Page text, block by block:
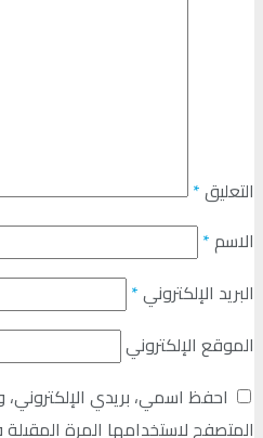
التعليق*
الاسم*
البريد الإلكتروني*
الموقع الإلكتروني
احفظ اسمي، بريدي
المتصفح لاستخدامها المرة